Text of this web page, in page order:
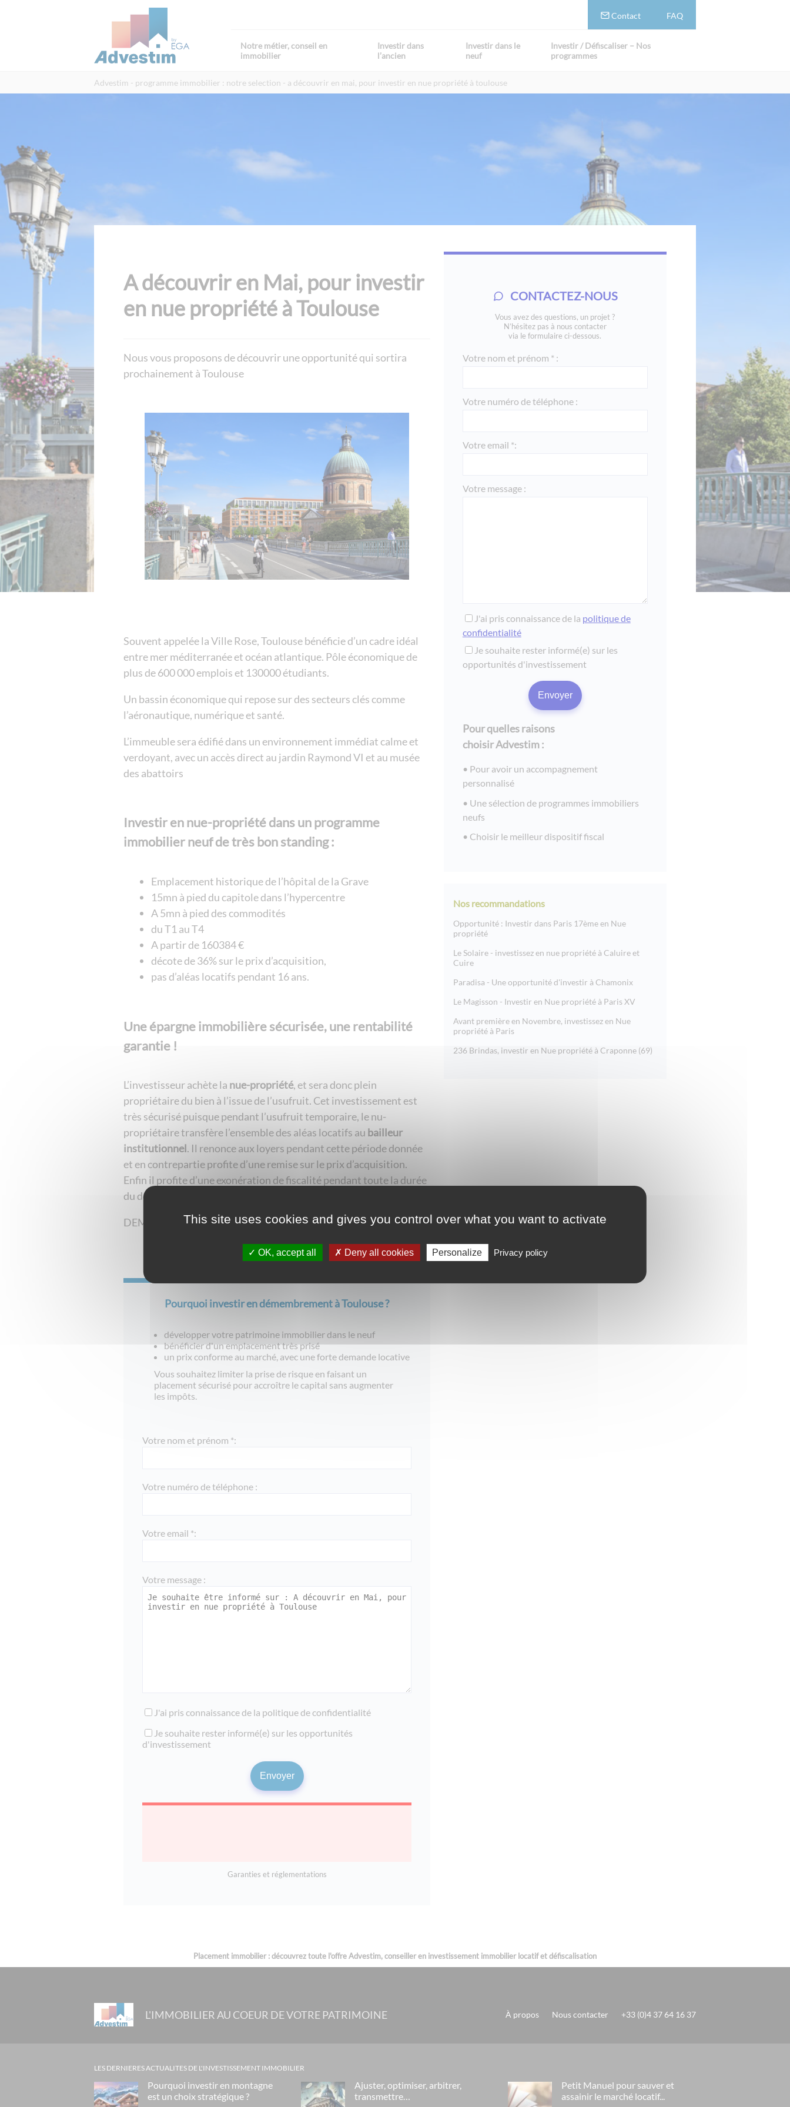
Contact FAQ
Notre métier, conseil en
immobilier
Investir dans
l’ancien
Investir dans le
neuf
Investir / Défiscaliser – Nos
programmes
Advestim programme immobilier : notre selection a découvrir en mai, pour investir en nue propriété à toulouse
A découvrir en Mai, pour investir
en nue propriété à Toulouse
Nous vous proposons de découvrir une opportunité qui sortira
prochainement à Toulouse
Souvent appelée la Ville Rose, Toulouse bénéficie d’un cadre idéal
entre mer méditerranée et océan atlantique. Pôle économique de
plus de 600 000 emplois et 130000 étudiants.
Un bassin économique qui repose sur des secteurs clés comme
l’aéronautique, numérique et santé.
L’immeuble sera édifié dans un environnement immédiat calme et
verdoyant, avec un accès direct au jardin Raymond VI et au musée
des abattoirs
Investir en nue-propriétédans un programme
immobilier neuf de très bon standing:
Emplacement historique de l’hôpital de la Grave
15mn à pied du capitole dans l’hypercentre
A 5mn à pied des commodités
du T1 au T4
A partir de 160384 €
décote de 36% sur le prix d’acquisition,
pas d’aléas locatifs pendant 16 ans.
Une épargne immobilière sécurisée, une rentabilité
garantie !
L’investisseur achète la nue-propriété, et sera donc plein
propriétaire du bien à l’issue de l’usufruit. Cet investissement est
très sécurisé puisque pendant l’usufruit temporaire, le nu-
propriétaire transfère l’ensemble des aléas locatifs au bailleur
institutionnel. Il renonce aux loyers pendant cette période donnée
et en contrepartie profite d’une remise sur le prix d’acquisition.
Enfin il profite d’une exonération de fiscalité pendant toute la durée
du démembrement.
DEM 2020-05-20
Pourquoi investir en démembrement à Toulouse ?
développer votre patrimoine immobilier dans le neuf
bénéficier d'un emplacement très prisé
un prix conforme au marché, avec une forte demande locative
Vous souhaitez limiter la prise de risque en faisant un
placement sécurisé pour accroître le capital sans augmenter
les impôts.
Votre nom et prénom *:
Votre numéro de téléphone :
Votre email *:
Votre message :
J'ai pris connaissance de la politique de confidentialité
Je souhaite rester informé(e) sur les opportunités
d'investissement
Garanties et réglementations
CONTACTEZ-NOUS
Vous avez des questions, un projet ?
N’hésitez pas à nous contacter
via le formulaire ci-dessous.
Votre nom et prénom * :
Votre numéro de téléphone :
Votre email *:
Votre message :
J'ai pris connaissance de la politique de
confidentialité
Je souhaite rester informé(e) sur les
opportunités d'investissement
Pour quelles raisons
choisir Advestim :
Pour avoir un accompagnement
personnalisé
Une sélection de programmes immobiliers
neufs
Choisir le meilleur dispositif fiscal
Nos recommandations
Opportunité : Investir dans Paris 17ème en Nue
propriété
Le Solaire - investissez en nue propriété à Caluire et
Cuire
Paradisa - Une opportunité d'investir à Chamonix
Le Magisson - Investir en Nue propriété à Paris XV
Avant première en Novembre, investissez en Nue
propriété à Paris
236 Brindas, investir en Nue propriété à Craponne (69)
Placement immobilier : découvrez toute l'offre Advestim, conseiller en investissement immobilier locatif et défiscalisation
L'IMMOBILIER AU COEUR DE VOTRE PATRIMOINE À propos Nous contacter +33 (0)4 37 64 16 37
LES DERNIERES ACTUALITES DE L'INVESTISSEMENT IMMOBILIER
Pourquoi investir en montagne
est un choix stratégique ?
Ajuster, optimiser, arbitrer,
transmettre…
Petit Manuel pour sauver et
assainir le marché locatif...
This site uses cookies and gives you control over what you want to activate
OK, accept all Deny all cookies Personalize Privacy policy